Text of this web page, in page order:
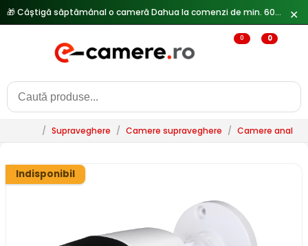
✕
0 0
/ Supraveghere / Camere supraveghere / Camere
Indisponibil